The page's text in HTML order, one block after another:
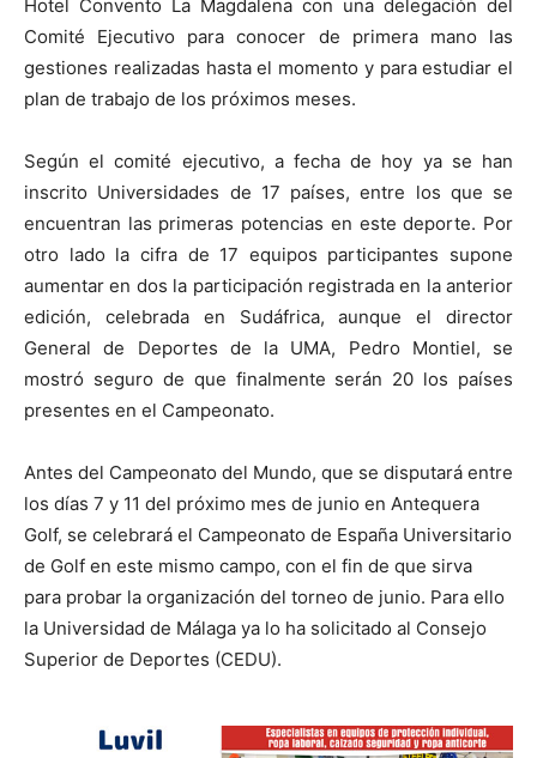
Hotel Convento La Magdalena con una delegación del
Comité Ejecutivo para conocer de primera mano las
gestiones realizadas hasta el momento y para estudiar el
plan de trabajo de los próximos meses.
Según el comité ejecutivo, a fecha de hoy ya se han
inscrito Universidades de 17 países, entre los que se
encuentran las primeras potencias en este deporte. Por
otro lado la cifra de 17 equipos participantes supone
aumentar en dos la participación registrada en la anterior
edición, celebrada en Sudáfrica, aunque el director
General de Deportes de la UMA, Pedro Montiel, se
mostró seguro de que finalmente serán 20 los países
presentes en el Campeonato.
Antes del Campeonato del Mundo, que se disputará entre
los días 7 y 11 del próximo mes de junio en Antequera
Golf, se celebrará el Campeonato de España Universitario
de Golf en este mismo campo, con el fin de que sirva
para probar la organización del torneo de junio. Para ello
la Universidad de Málaga ya lo ha solicitado al Consejo
Superior de Deportes (CEDU).